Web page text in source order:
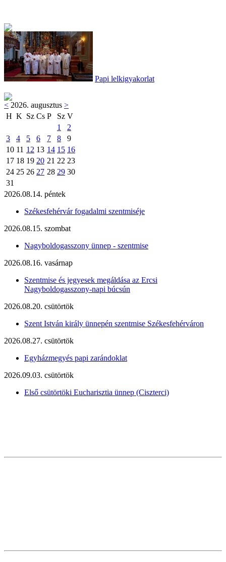
Papi lelkigyakorlat
< 2026. augusztus >
H K Sz Cs P Sz V
1
2
3
4 5 6 7 8
9
10 11 12 13 14 15 16
17 18 19 20 21 22 23
24 25 26 27 28 29 30
31
2026.08.14. péntek
Székesfehérvár fogadalmi szentmiséje
2026.08.15. szombat
Nagyboldogasszony ünnep - szentmise
2026.08.16. vasárnap
Szentmise és jegyesek megáldása az Ercsi
Nagyboldogasszony-napi búcsún
2026.08.20. csütörtök
Szent István király ünnepén szentmise Székesfehérváron
2026.08.27. csütörtök
Egyházmegyés papi zarándoklat
2026.09.03. csütörtök
Első csütörtöki Eucharisztia ünnep (Ciszterci)